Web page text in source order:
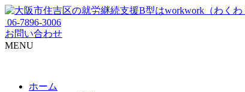
06-7896-3006
お問い合わせ
MENU
ホーム